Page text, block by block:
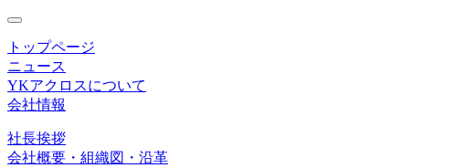
toggle
navigation
トップページ
ニュース
YKアクロスについて
会社情報
社長挨拶
会社概要・組織図・沿革